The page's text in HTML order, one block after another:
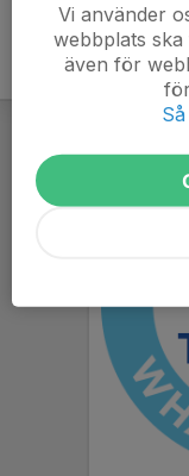
Vi använder
webbplats
även för